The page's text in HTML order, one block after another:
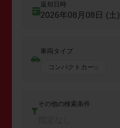
返却日時
2026年08月08日 (土)
車両タイプ
コンパクトカー
その他の検索条件